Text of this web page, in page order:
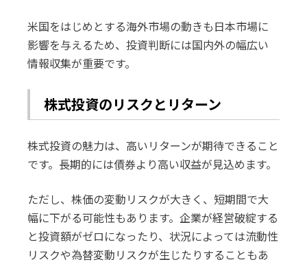
米国をはじめとする海外市場の動きも日本市場に
影響を与えるため、投資判断には国内外の幅広い
情報収集が重要です。
株式投資のリスクとリターン
株式投資の魅力は、高いリターンが期待できること
です。長期的には債券より高い収益が見込めます。
ただし、株価の変動リスクが大きく、短期間で大
幅に下がる可能性もあります。企業が経営破綻する
と投資額がゼロになったり、状況によっては流動性
リスクや為替変動リスクが生じたりすることもあ